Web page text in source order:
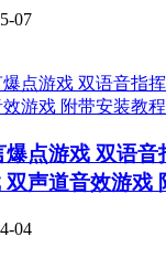
07
点游戏 双语音
声道音效游戏
04